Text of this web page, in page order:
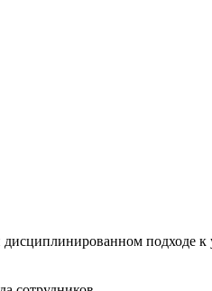
подходе